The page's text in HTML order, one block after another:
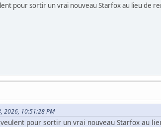
pour sortir un vrai nouveau Starfox au lieu de
2026, 10:51:28 PM
pour sortir un vrai nouveau Starfox au